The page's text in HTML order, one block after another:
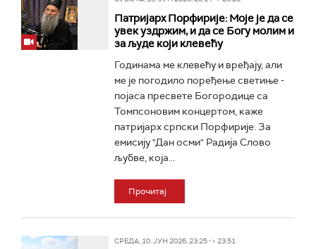
Патријарх Порфирије: Моје је да се
увек уздржим, и да се Богу молим и
за људе који клевећу
Годинама ме клевећу и вређају, али
ме је погодило поређење светиње -
појаса пресвете Богородице са
Томпсоновим концертом, каже
патријарх српски Порфирије. За
емисију "Дан осми" Радија Слово
љубве, која...
Прочитај
СРЕДА, 10. ЈУН 2026, 23:25 -> 23:51